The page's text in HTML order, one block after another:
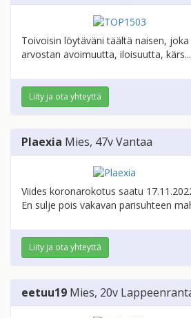
Toivoisin löytäväni täältä naisen,
arvostan avoimuutta, iloisuutta, kärs...
Liity ja ota yhteyttä
Plaexia Mies, 47vVantaa
Viides koronarokotus saatu
En sulje pois vakavan parisuhteen
Liity ja ota yhteyttä
eetuu19 Mies, 20v